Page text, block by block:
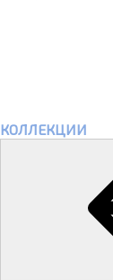
КОЛЛЕКЦИИ